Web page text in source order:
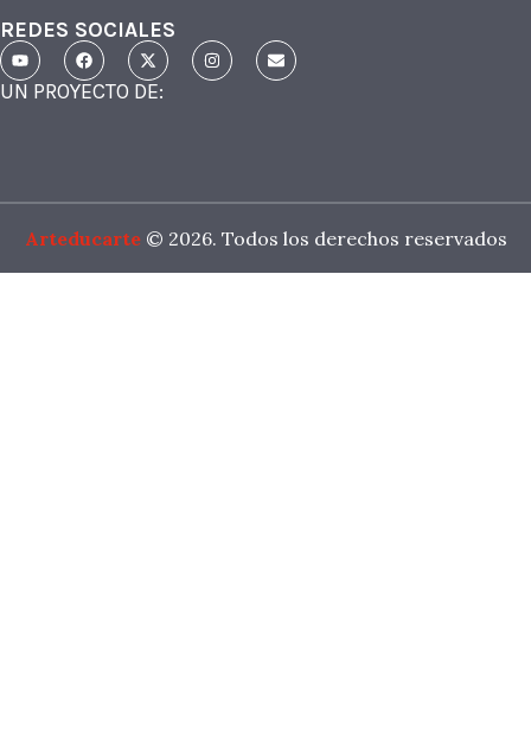
REDES SOCIALES
UN PROYECTO DE:
Arteducarte© 2026. Todos los derechos reservados